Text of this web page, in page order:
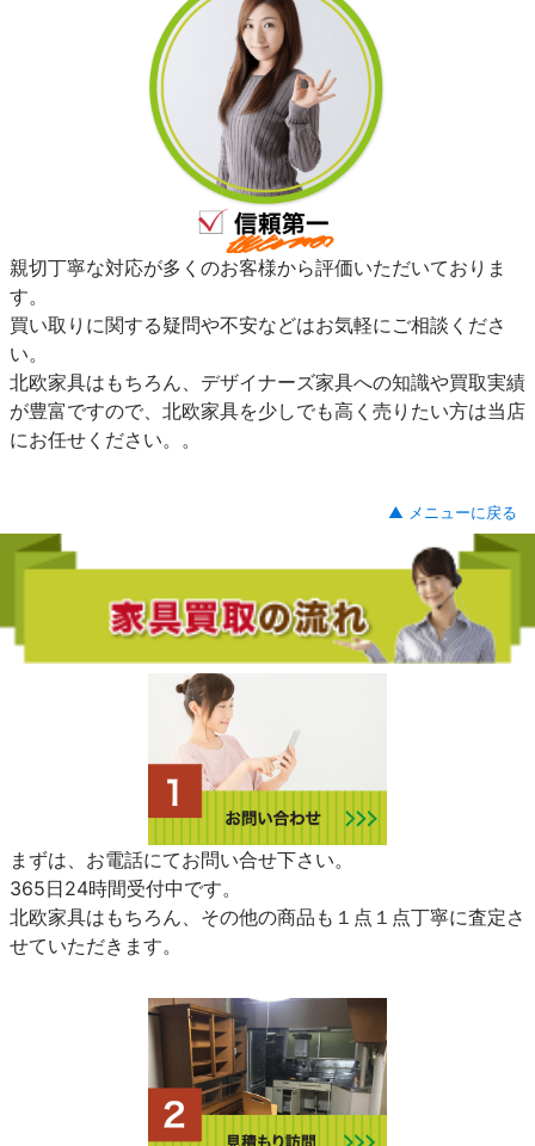
親切丁寧な対応が多くのお客様から評価いただいておりま
す。
買い取りに関する疑問や不安などはお気軽にご相談くださ
い。
北欧家具はもちろん、デザイナーズ家具への知識や買取実績
が豊富ですので、北欧家具を少しでも高く売りたい方は当店
にお任せください。。
▲ メニューに戻る
まずは、お電話にてお問い合せ下さい。
365日24時間受付中です。
北欧家具はもちろん、その他の商品も１点１点丁寧に査定さ
せていただきます。